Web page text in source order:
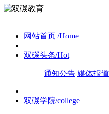
网站首页 /Home
双碳头条/Hot
通知公告 媒体报道
双碳学院/college